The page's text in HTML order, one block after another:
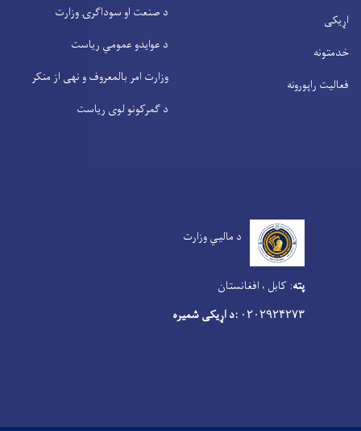
اړیکی
خدمتونه
فعالیت راپورونه
د صنعت او سوداگرۍ وزارت
د عوایدو عمومي ریاست
وزارت امر بالمعروف و نهی از منکر
د گمرکونو لوی ریاست
د مالیي وزارت
پته: کابل ، افغانستان
۰۲۰۲۹۲۴۲۷۳ :د اړیکی شمیره